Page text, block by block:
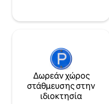
Δωρεάν χώρος
στάθμευσης στην
ιδιοκτησία